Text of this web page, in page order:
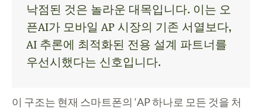
낙점된 것은 놀라운 대목입니다. 이는 오
픈AI가 모바일 AP 시장의 기존 서열보다,
AI 추론에 최적화된 전용 설계 파트너를
우선시했다는 신호입니다.
이 구조는 현재 스마트폰의 ‘AP 하나로 모든 것을 처